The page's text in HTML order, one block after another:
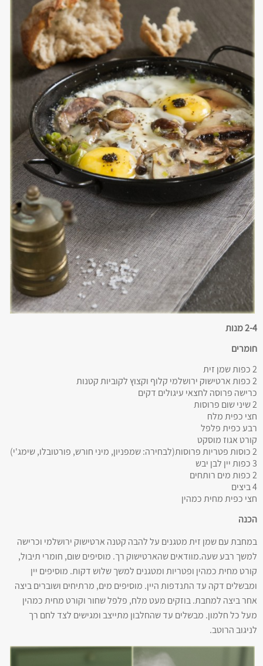
2-4 מנות
חומרים
2 כפות שמן זית
2 כפות ארטישוק ירושלמי קלוף וקצוץ לקוביות קטנות
כרישה פרוסה לחצאי עיגולים דקים
2 שיני שום פרוסות
חצי כפית מלח
רבע כפית פלפל
קורט אגוז מוסקט
2 כוסות פטריות פרוסות(לבחירה: שמפניון, מיני חורש, פורטובלו, שימג'י)
3 כפות יין לבן יבש
2 כפות מים רותחים
4 ביצים
חצי כפית מחית כמהין
הכנה
במחבת עם שמן זית מטגנים על להבה קטנה ארטישוק ירושלמי וכרישה
למשך רבע שעה.מוודאים שהארטישוק רך. מוסיפים שום, חומרי תיבול,
קורט מחית כמהין ופטריות ומטגנים למשך שלוש דקות. מוסיפים יין
ומבשלים דקה עד התנדפות היין. מוסיפים מים, מרתיחים ושוברים ביצה
אחר ביצה למחבת. בוזקים מעט מלח, פלפל שחור וקורט מחית כמהין
מעל כל חלמון. מבשלים עד שהחלבון מתייצב ומגישים לצד לחם רך
לניגוב הרוטב.